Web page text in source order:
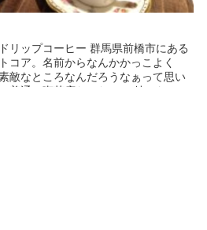
リップコーヒー 群馬県前橋市にある
コア。名前からなんかかっこよく
敵なところなんだろうなぁって思い
普通の喫茶店だった…。 特になんて